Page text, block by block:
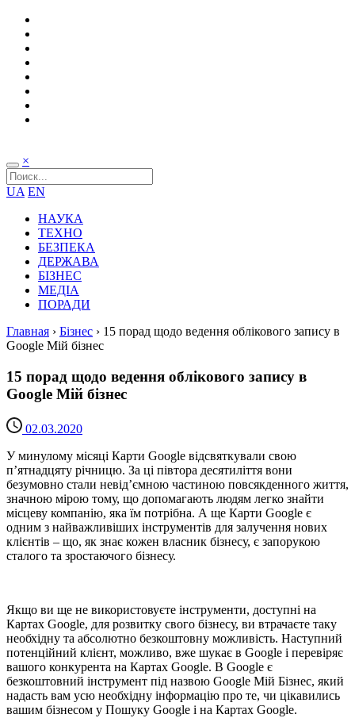
×
UA EN
НАУКА
ТЕХНО
БЕЗПЕКА
ДЕРЖАВА
БІЗНЕС
МЕДІА
ПОРАДИ
Главная › Бізнес › 15 порад щодо ведення облікового запису в
Google Мій бізнес
15 порад щодо ведення облікового запису в
Google Мій бізнес
02.03.2020
У минулому місяці Карти Google відсвяткували свою
п’ятнадцяту річницю. За ці півтора десятиліття вони
безумовно стали невід’ємною частиною повсякденного життя,
значною мірою тому, що допомагають людям легко знайти
місцеву компанію, яка їм потрібна. А ще Карти Google є
одним з найважливіших інструментів для залучення нових
клієнтів – що, як знає кожен власник бізнесу, є запорукою
сталого та зростаючого бізнесу.
Якщо ви ще не використовуєте інструменти, доступні на
Картах Google, для розвитку свого бізнесу, ви втрачаєте таку
необхідну та абсолютно безкоштовну можливість. Наступний
потенційний клієнт, можливо, вже шукає в Google і перевіряє
вашого конкурента на Картах Google. В Google є
безкоштовний інструмент під назвою Google Мій Бізнес, який
надасть вам усю необхідну інформацію про те, чи цікавились
вашим бізнесом у Пошуку Google і на Картах Google.